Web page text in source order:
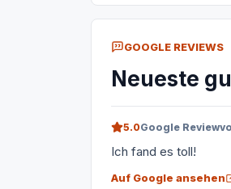
GOOGLE REVIEWS
Neueste
5.0Google Review
Ich fand es toll!
Auf Google ansehen